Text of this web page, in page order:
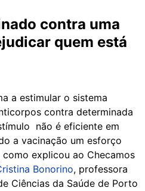
contra uma
quem está
a estimular o sistema
contra determinada
não é eficiente em
a vacinação um esforço
explicou ao Checamos
Bonorino, professora
Ciências da Saúde de Porto